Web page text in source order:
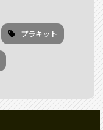
プラキット